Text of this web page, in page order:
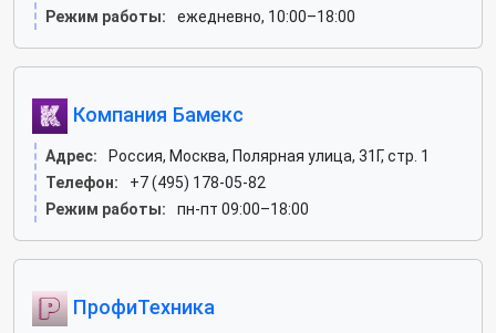
Режим работы:
ежедневно, 10:00–18:00
Компания Бамекс
Адрес:
Россия, Москва, Полярная улица, 31Г, стр. 1
Телефон:
+7 (495) 178-05-82
Режим работы:
пн-пт 09:00–18:00
ПрофиТехника